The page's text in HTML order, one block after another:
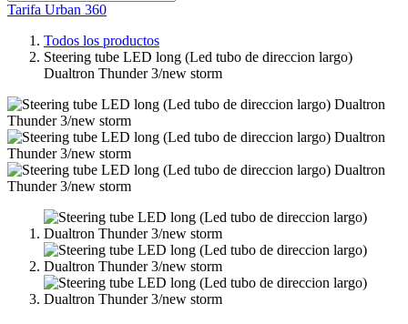
Tarifa Urban 360
Todos los productos
Steering tube LED long (Led tubo de direccion largo)
Dualtron Thunder 3/new storm